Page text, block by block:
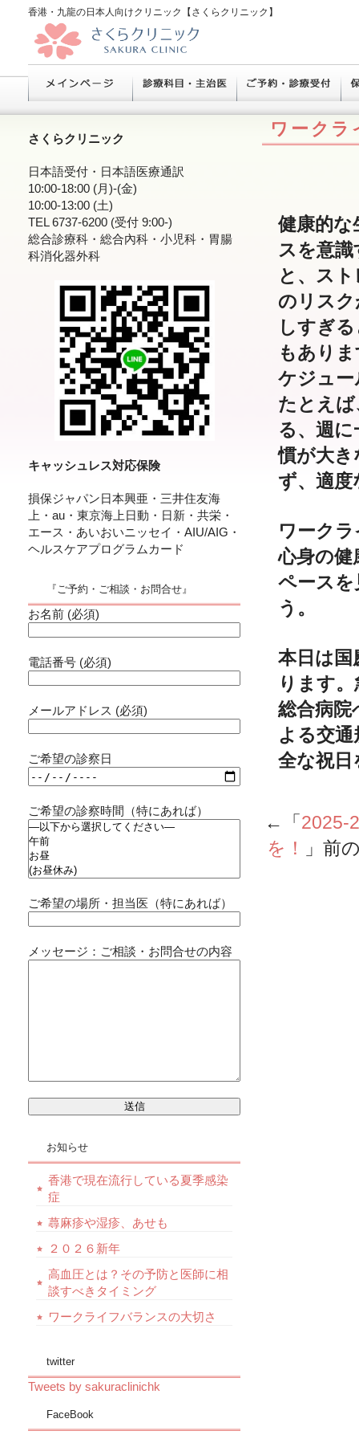
香港・九龍の日本人向けクリニック【さくらクリニック】
ワーク
健康的な
スを意
と、ス
のリス
しすぎ
もあり
ケジュー
たとえ
る、週
慣が大き
ず、適
ワーク
心身の健
ペースを
う。
本日は国
ります
総合病院
よる交
全な祝
←「2025-
を！
」前
さくらクリニック
日本語受付・日本語医療通訳
10:00-18:00 (月)-(金)
10:00-13:00 (土)
TEL 6737-6200 (受付 9:00-)
総合診療科・総合內科・小児科・胃腸
科消化器外科
キャッシュレス対応保険
損保ジャパン日本興亜・三井住友海
上・au・東京海上日動・日新・共栄・
エース・あいおいニッセイ・AIU/AIG・
ヘルスケアプログラムカード
『ご予約・ご相談・お問合せ』
お名前 (必須)
電話番号 (必須)
メールアドレス (必須)
ご希望の診察日
ご希望の診察時間（特にあれば）
ご希望の場所・担当医（特にあれば）
メッセージ：ご相談・お問合せの内容
お知らせ
香港で現在流行している夏季感染
症
蕁麻疹や湿疹、あせも
２０２６新年
高血圧とは？その予防と医師に相
談すべきタイミング
ワークライフバランスの大切さ
twitter
Tweets by sakuraclinichk
FaceBook